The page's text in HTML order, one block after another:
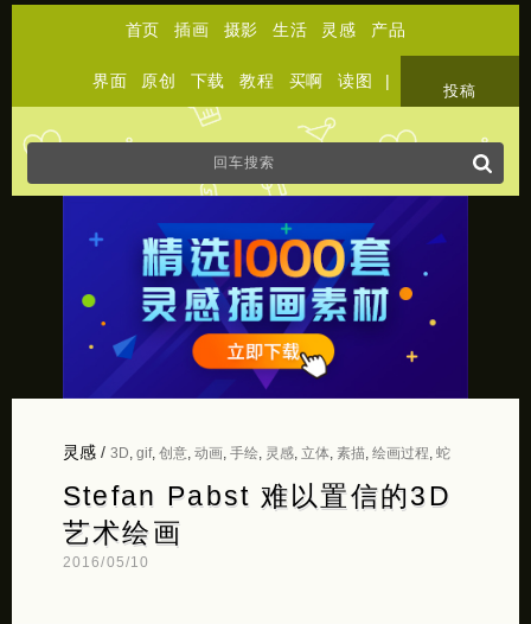
首页 插画 摄影 生活 灵感 产品
界面 原创 下载 教程 买啊 读图 |
投稿
灵感/ 3D gif, 创意, 动画, 手绘, 灵感, 立体, 素描, 绘画过程 蛇
Stefan Pabst 难以置信的3D
艺术绘画
2016/05/10